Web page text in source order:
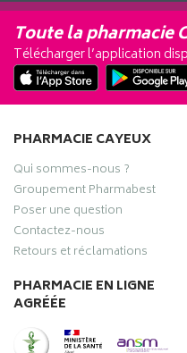
Toute la pharmacie
Télécharger l’application
PHARMACIE CAYEUX
Qui sommes-nous ?
Groupement Pharmabest
Poser une question
Contactez-nous
Retours et réclamations
PHARMACIE EN LIGNE
AGRÉÉE